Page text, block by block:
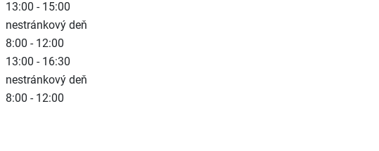
13:00 - 15:00
nestránkový deň
8:00 - 12:00
13:00 - 16:30
nestránkový deň
8:00 - 12:00